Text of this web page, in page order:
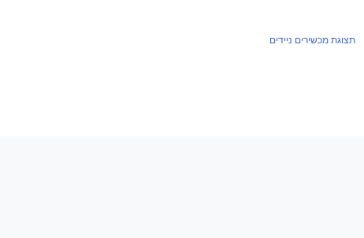
תצוגת מכשירים ניידים